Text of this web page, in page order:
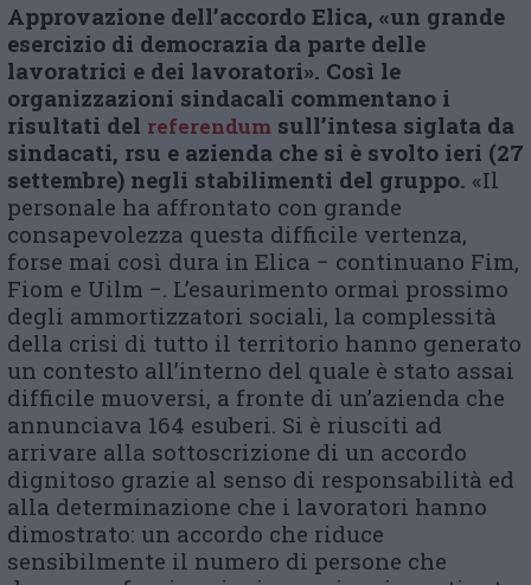
Approvazione dell’accordo Elica, «un grande
esercizio di democrazia da parte delle
lavoratrici e dei lavoratori». Così le
organizzazioni sindacali commentano i
risultati del referendum sull’intesa siglata da
sindacati, rsu e azienda che si è svolto ieri (27
settembre) negli stabilimenti del gruppo. «Il
personale ha affrontato con grande
consapevolezza questa difficile vertenza,
forse mai così dura in Elica − continuano Fim,
Fiom e Uilm −. L’esaurimento ormai prossimo
degli ammortizzatori sociali, la complessità
della crisi di tutto il territorio hanno generato
un contesto all’interno del quale è stato assai
difficile muoversi, a fronte di un’azienda che
annunciava 164 esuberi. Si è riusciti ad
arrivare alla sottoscrizione di un accordo
dignitoso grazie al senso di responsabilità ed
alla determinazione che i lavoratori hanno
dimostrato: un accordo che riduce
sensibilmente il numero di persone che